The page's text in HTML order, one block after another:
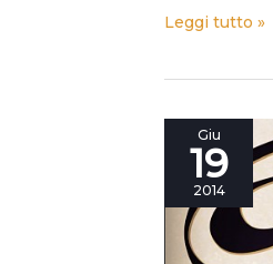
Leggi tutto »
Giu
19
2014
nuovo
lungo